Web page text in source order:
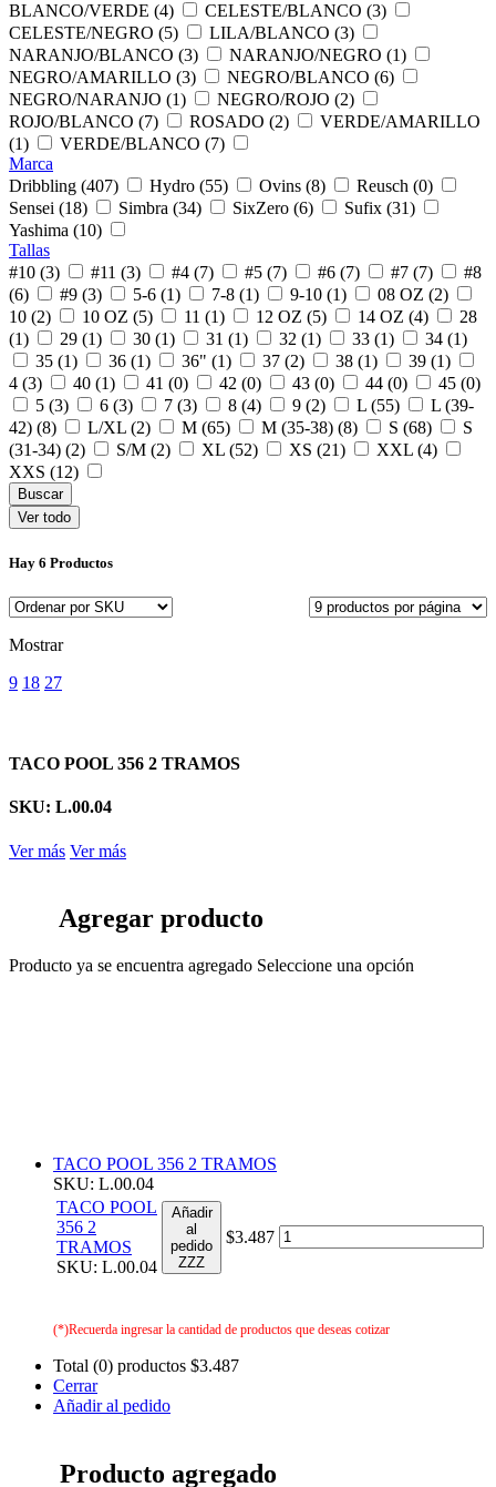
BLANCO/VERDE (4)
CELESTE/BLANCO (3)
CELESTE/NEGRO (5)
LILA/BLANCO (3)
NARANJO/BLANCO (3)
NARANJO/NEGRO (1)
NEGRO/AMARILLO (3)
NEGRO/BLANCO (6)
NEGRO/NARANJO (1)
NEGRO/ROJO (2)
ROJO/BLANCO (7)
ROSADO (2)
VERDE/AMARILLO
(1)
VERDE/BLANCO (7)
Marca
Dribbling (407)
Hydro (55) Ovins (8)
Reusch (0)
Sensei (18)
Simbra (34) SixZero (6)
Sufix (31)
Yashima (10)
Tallas
#10 (3)
#11 (3) #4 (7) #5 (7) #6 (7) #7 (7)
#8
(6)
#9 (3) 5-6 (1) 7-8 (1) 9-10 (1)
08 OZ (2)
10 (2)
10 OZ (5) 11 (1) 12 OZ (5) 14 OZ (4)
28
(1)
29 (1) 30 (1) 31 (1) 32 (1) 33 (1)
34 (1)
35 (1)
36 (1) 36" (1) 37 (2) 38 (1)
39 (1)
4 (3)
40 (1) 41 (0) 42 (0) 43 (0) 44 (0)
45 (0)
5 (3)
6 (3) 7 (3) 8 (4) 9 (2) L (55)
L (39-
42) (8)
L/XL (2) M (65) M (35-38) (8) S (68)
S
(31-34) (2)
S/M (2) XL (52) XS (21)
XXL (4)
XXS (12)
Ver todo
Hay 6 Productos
Mostrar
9 18 27
TACO POOL 356 2 TRAMOS
SKU: L.00.04
Ver más Ver más
Agregar producto
Producto ya se encuentra agregado Seleccione una opción
TACO POOL 356 2 TRAMOS
SKU: L.00.04
TACO POOL
356 2
TRAMOS
SKU: L.00.04
Añadir
al
pedido
ZZZ
$3.487
(*)Recuerda ingresar la cantidad de productos que deseas cotizar
Total (0) productos $3.487
Cerrar
Añadir al pedido
Producto agregado